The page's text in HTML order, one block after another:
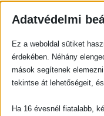
KAPCSOLATFELVÉTEL
CÍM:
Adatvédelmi
Ez a weboldal sütiket
érdekében. Néhány
mások segítenek
tekintse át lehetőségeit,
Ha 16 évesnél fiatalabb,